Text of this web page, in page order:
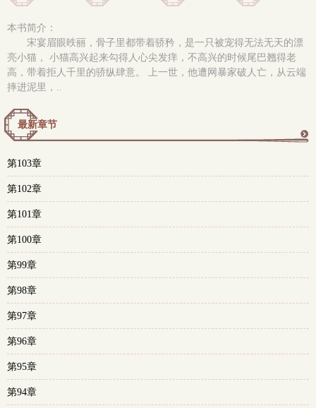
本书简介：
宋宴眉眼昳丽，骨子里都带着骄矜，是一只被宠得无法无天的漂
亮小猫， 小猫高兴起来勾得人心尖发痒，不高兴的时候尾巴翘得老
高，带着拒人千里的骄纵肆意。 上一世，他遭网暴家破人亡，从云端
摔进泥里，..
最新章节
第103章
第102章
第101章
第100章
第99章
第98章
第97章
第96章
第95章
第94章